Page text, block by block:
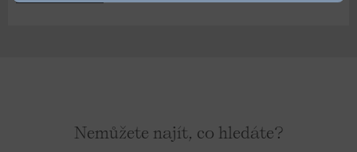
Nemůžete najít, co hledáte?